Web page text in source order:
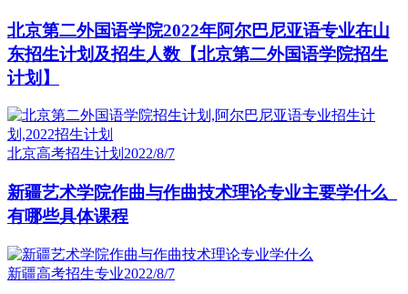
北京第二外国语学院2022年阿尔巴尼亚语专业在山
东招生计划及招生人数【北京第二外国语学院招生
计划】
北京高考招生计划 2022/8/7
新疆艺术学院作曲与作曲技术理论专业主要学什么_
有哪些具体课程
新疆高考招生专业2022/8/7